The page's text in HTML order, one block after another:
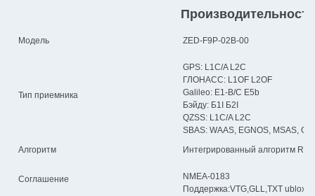
Модель ZED-F9P-02B-00
Тип приемника
GPS: L1C/A L2C
ГЛОНАСС: L1OF L2OF
Galileo: E1-B/C E5b
Бэйду: Б1I Б2I
QZSS: L1C/A L2C
SBAS: WAAS, EGNOS, MSAS,
Алгоритм
Интегрированный алгоритм RTK
Соглашение
NMEA-0183
Поддержка:VTG,GLL,TXT ublox